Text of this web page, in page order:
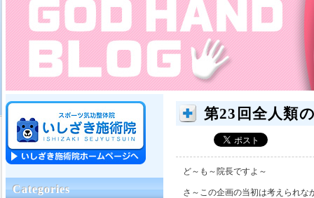
第23回全人類
ど～も～院長ですよ～
さ～この企画の当初は考えられな
Categories